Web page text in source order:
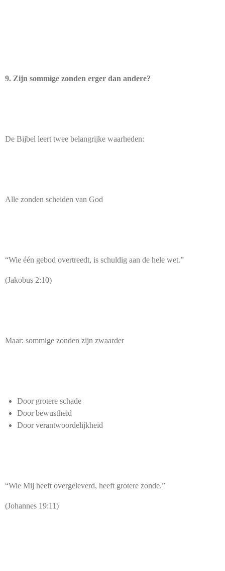
9. Zijn sommige zonden erger dan andere?
De Bijbel leert twee belangrijke waarheden:
Alle zonden scheiden van God
“Wie één gebod overtreedt, is schuldig aan de hele wet.”
(Jakobus 2:10)
Maar: sommige zonden zijn zwaarder
Door grotere schade
Door bewustheid
Door verantwoordelijkheid
“Wie Mij heeft overgeleverd, heeft grotere zonde.”
(Johannes 19:11)